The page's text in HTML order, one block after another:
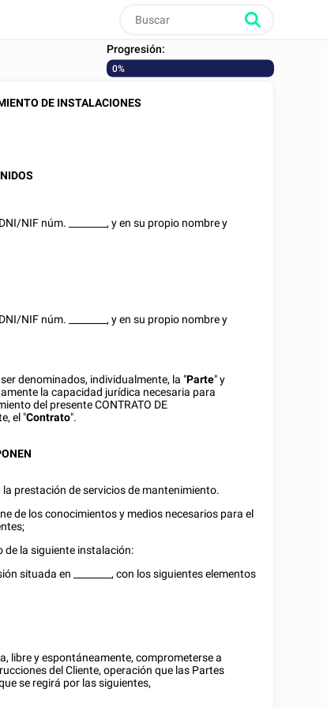
Progresión:
0%
DE INSTALACIONES
DNI/NIF núm.
, y en su propio nombre y
DNI/NIF núm.
, y en su propio nombre y
denominados, individualmente, la "Parte" y
la capacidad jurídica necesaria para
del presente CONTRATO DE
el "Contrato".
prestación de servicios de mantenimiento.
de los conocimientos y medios necesarios para el
de la siguiente instalación:
situada en
, con los siguientes elementos
libre y espontáneamente, comprometerse a
del Cliente, operación que las Partes
se regirá por las siguientes,